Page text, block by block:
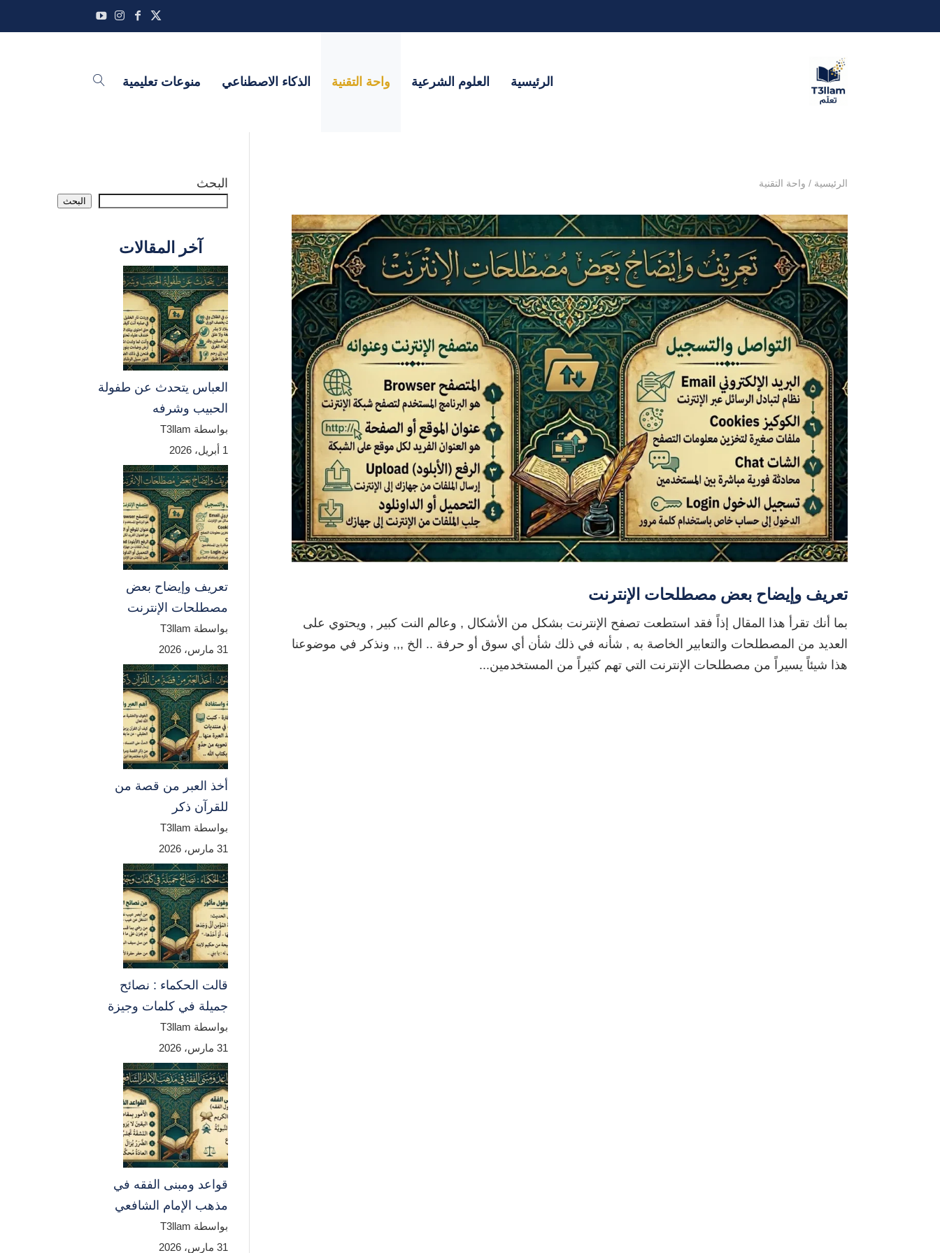
الرئيسية العلوم الشرعية واحة التقنية الذكاء الاصطناعي منوعات تعليمية
الرئيسية / واحة التقنية
تعريف وإيضاح بعض مصطلحات الإنترنت
بما أنك تقرأ هذا المقال إذاً فقد استطعت تصفح الإنترنت بشكل من الأشكال , وعالم النت كبير , ويحتوي على
العديد من المصطلحات والتعابير الخاصة به , شأنه في ذلك شأن أي سوق أو حرفة .. الخ ,,, ونذكر في موضوعنا
هذا شيئاً يسيراً من مصطلحات الإنترنت التي تهم كثيراً من المستخدمين...
البحث
البحث
آخر المقالات
العباس يتحدث عن طفولة
الحبيب وشرفه
بواسطة T3llam
1 أبريل، 2026
تعريف وإيضاح بعض
مصطلحات الإنترنت
بواسطة T3llam
31 مارس، 2026
أخذ العبر من قصة من
للقرآن ذكر
بواسطة T3llam
31 مارس، 2026
قالت الحكماء : نصائح
جميلة في كلمات وجيزة
بواسطة T3llam
31 مارس، 2026
قواعد ومبنى الفقه في
مذهب الإمام الشافعي
بواسطة T3llam
31 مارس، 2026